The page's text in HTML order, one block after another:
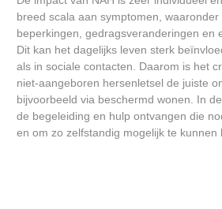
breed scala aan symptomen, waaronder
beperkingen, gedragsveranderingen en
Dit kan het dagelijks leven sterk
als in sociale contacten. Daarom is het
niet-aangeboren hersenletsel de juiste
bijvoorbeeld via beschermd wonen. In
de begeleiding en hulp ontvangen die
en om zo zelfstandig mogelijk te kunnen